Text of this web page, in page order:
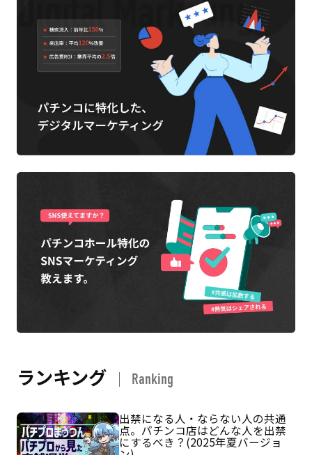
ランキング Ranking
出禁になる人・ならない人の共通
点。パチンコ店はどんな人を出禁
にするべき？(2025年夏バージョ